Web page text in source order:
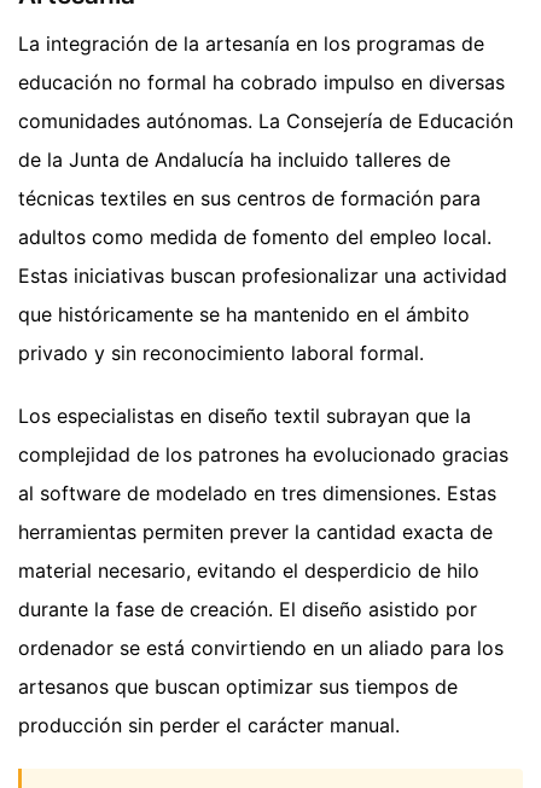
La integración de la artesanía en los programas de
educación no formal ha cobrado impulso en diversas
comunidades autónomas. La Consejería de Educación
de la Junta de Andalucía ha incluido talleres de
técnicas textiles en sus centros de formación para
adultos como medida de fomento del empleo local.
Estas iniciativas buscan profesionalizar una actividad
que históricamente se ha mantenido en el ámbito
privado y sin reconocimiento laboral formal.
Los especialistas en diseño textil subrayan que la
complejidad de los patrones ha evolucionado gracias
al software de modelado en tres dimensiones. Estas
herramientas permiten prever la cantidad exacta de
material necesario, evitando el desperdicio de hilo
durante la fase de creación. El diseño asistido por
ordenador se está convirtiendo en un aliado para los
artesanos que buscan optimizar sus tiempos de
producción sin perder el carácter manual.